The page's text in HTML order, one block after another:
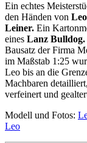
Ein echtes
den Händen von Leo
Leiner. Ein
eines Lanz Bulldog.
Bausatz der Firma
im Maßstab 1:25
Leo bis an die
Machbaren detailliert,
verfeinert und
Modell und Fotos:
Leo